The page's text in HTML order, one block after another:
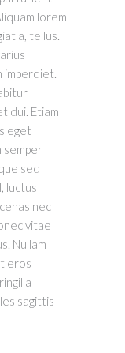
lorem
a, tellus.
imperdiet.
dui. Etiam
eget
semper
sed
luctus
nec
vitae
Nullam
eros
sagittis